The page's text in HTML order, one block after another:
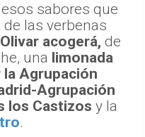
sabores que
las verbenas
acogerá, de
una limonada
la Agrupación
Agrupación
los Castizos y la
.